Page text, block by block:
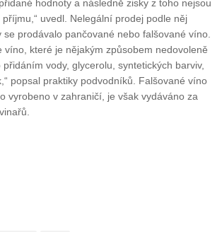
hodnoty a následně zisky z toho nejsou
uvedl. Nelegální prodej podle něj
se prodávalo pančované nebo falšované víno.
víno, které je nějakým způsobem nedovoleně
vody, glycerolu, syntetických barviv,
popsal praktiky podvodníků. Falšované víno
vyrobeno v zahraničí, je však vydáváno za